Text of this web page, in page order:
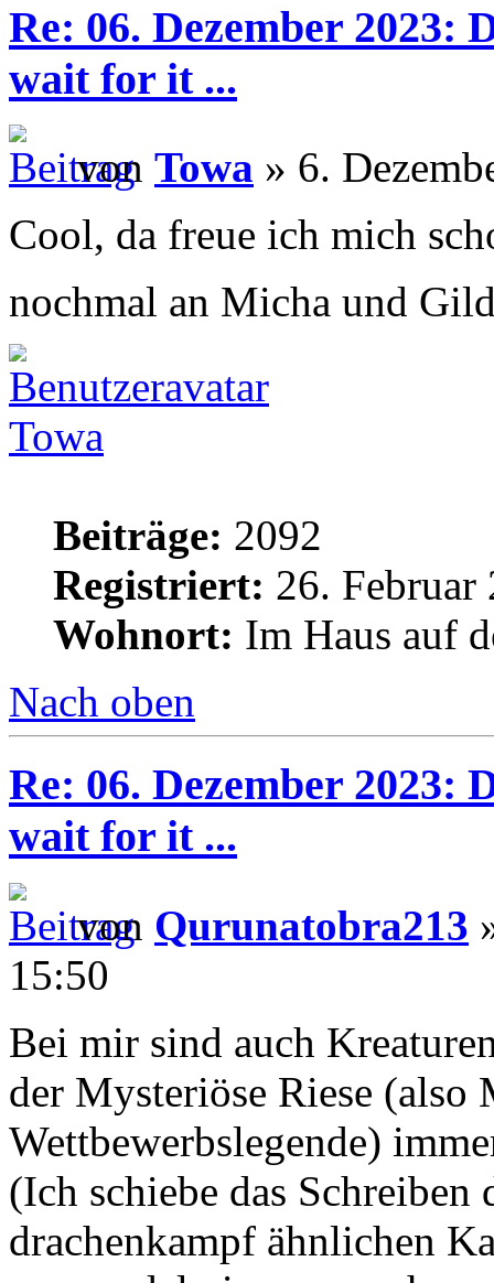
Re: 06. Dezember 2023:
wait for it ...
von Towa » 6.
Cool, da freue ich mich
nochmal an Micha und
Towa
Beiträge: 2092
Registriert: 26. Februar
Wohnort: Im Haus auf
Nach oben
Re: 06. Dezember 2023:
wait for it ...
von Qurunatobra213
15:50
Bei mir sind auch
der Mysteriöse Riese (also
Wettbewerbslegende)
(Ich schiebe das Schreiben
drachenkampf ähnlichen